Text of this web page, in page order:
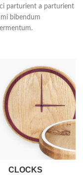
parturient a parturient
bibendum
CLOCKS